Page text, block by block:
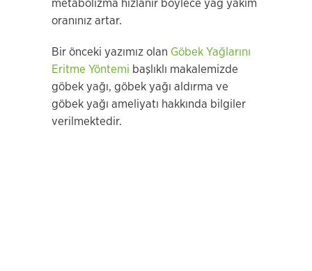
metabolizma hızlanır böylece yağ yakım
oranınız artar.
Bir önceki yazımız olan Göbek Yağlarını
Eritme Yöntemi başlıklı makalemizde
göbek yağı, göbek yağı aldırma ve
göbek yağı ameliyatı hakkında bilgiler
verilmektedir.